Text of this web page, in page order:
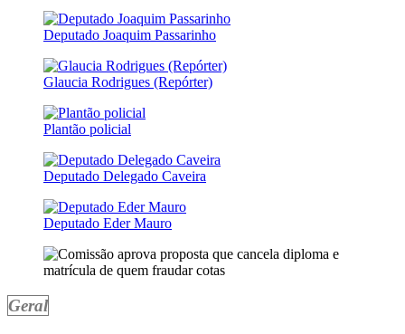
Deputado Joaquim Passarinho
Glaucia Rodrigues (Repórter)
Plantão policial
Deputado Delegado Caveira
Deputado Eder Mauro
Geral